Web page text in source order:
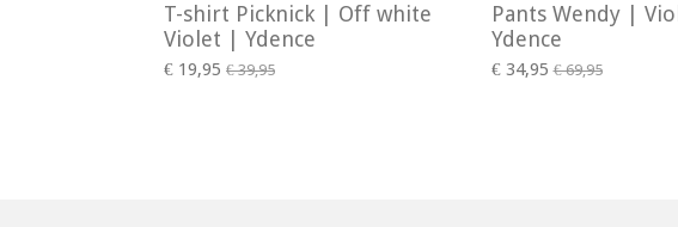
T-shirt Picknick | Off white
Violet | Ydence
€ 19,95 € 39,95
Pants Wendy |
Ydence
€ 34,95 € 69,95